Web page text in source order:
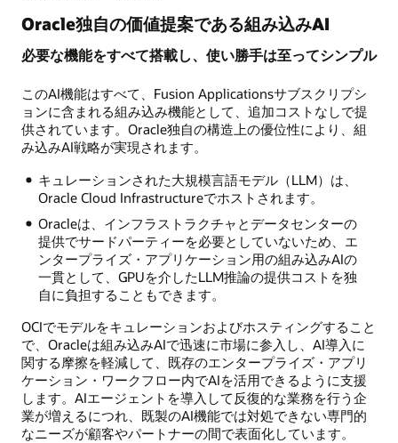
Oracle独自の価値提案である組み込みAI
必要な機能をすべて搭載し、使い勝手は至ってシンプル
このAI機能はすべて、Fusion Applicationsサブスクリプシ
ョンに含まれる組み込み機能として、追加コストなしで提
供されています。Oracle独自の構造上の優位性により、組
み込みAI戦略が実現されます。
キュレーションされた大規模言語モデル（LLM）は、
Oracle Cloud Infrastructureでホストされます。
Oracleは、インフラストラクチャとデータセンターの
提供でサードパーティーを必要としていないため、エ
ンタープライズ・アプリケーション用の組み込みAIの
一貫として、GPUを介したLLM推論の提供コストを独
自に負担することもできます。
OCIでモデルをキュレーションおよびホスティングすること
で、Oracleは組み込みAIで迅速に市場に参入し、AI導入に
関する摩擦を軽減して、既存のエンタープライズ・アプリ
ケーション・ワークフロー内でAIを活用できるように支援
します。AIエージェントを導入して反復的な業務を行う企
業が増えるにつれ、既製のAI機能では対処できない専門的
なニーズが顧客やパートナーの間で表面化しています。